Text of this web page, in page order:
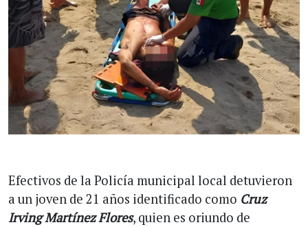
Efectivos de la Policía municipal local detuvieron
a un joven de 21 años identificado como Cruz
Irving Martínez Flores, quien es oriundo de